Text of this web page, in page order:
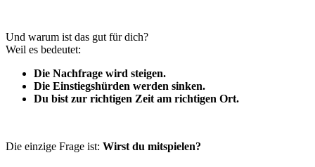
Und warum ist das gut für dich?
Weil es bedeutet:
Die Nachfrage wird steigen.
Die Einstiegshürden werden sinken.
Du bist zur richtigen Zeit am richtigen Ort.
Die einzige Frage ist: Wirst du mitspielen?